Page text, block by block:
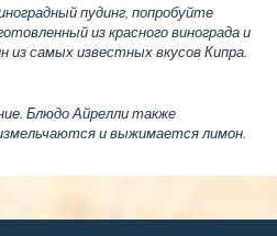
пудинг, попробуйте
из красного винограда и
из самых известных вкусов Кипра.
Блюдо Айрелли также
и выжимается лимон.